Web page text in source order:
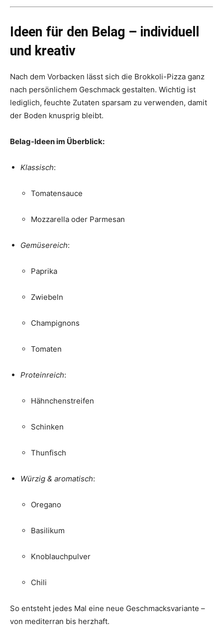
Ideen für den Belag – individuell
und kreativ
Nach dem Vorbacken lässt sich die Brokkoli-Pizza ganz
nach persönlichem Geschmack gestalten. Wichtig ist
lediglich, feuchte Zutaten sparsam zu verwenden, damit
der Boden knusprig bleibt.
Belag-Ideen im Überblick:
Klassisch:
Tomatensauce
Mozzarella oder Parmesan
Gemüsereich:
Paprika
Zwiebeln
Champignons
Tomaten
Proteinreich:
Hähnchenstreifen
Schinken
Thunfisch
Würzig & aromatisch:
Oregano
Basilikum
Knoblauchpulver
Chili
So entsteht jedes Mal eine neue Geschmacksvariante –
von mediterran bis herzhaft.